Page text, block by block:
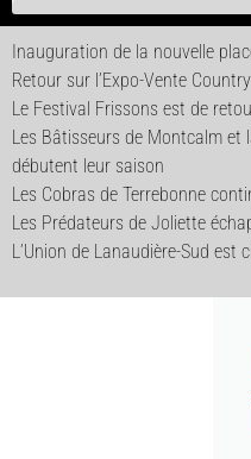
Inauguration de la nouvelle
Retour sur l’Expo-Vente Country
Le Festival Frissons est de
Les Bâtisseurs de Montcalm et
débutent leur saison
Les Cobras de Terrebonne
Les Prédateurs de Joliette
L’Union de Lanaudière-Sud est